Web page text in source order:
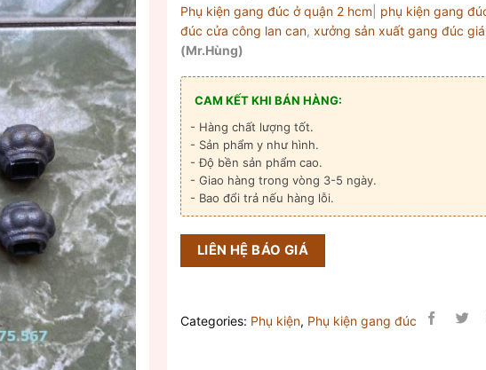
Phụ kiện gang đúc ở quận 2 hcm phụ kiện gang
đúc cửa công lan can, xưởng sản xuất gang đúc
(Mr.Hùng)
CAM KẾT KHI BÁN HÀNG:
- Hàng chất lượng tốt.
- Sản phẩm y như hình.
- Độ bền sản phẩm cao.
- Giao hàng trong vòng 3-5 ngày.
- Bao đổi trả nếu hàng lỗi.
LIÊN HỆ BÁO GIÁ
Categories: Phụ kiện, Phụ kiện gang đúc